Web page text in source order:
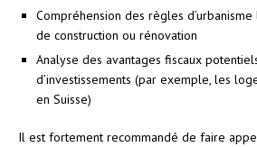
Compréhension des règles
de construction ou rénovation
Analyse des avantages fiscaux
d’investissements (par exemple, les
en Suisse)
Il est fortement recommandé de faire